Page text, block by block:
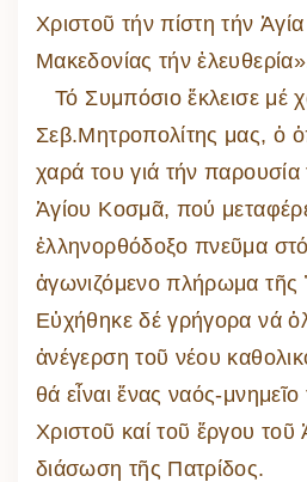
Χριστοῦ τήν πίστη τήν Ἁγία
Μακεδονίας τήν
Τό Συμπόσιο ἔκλεισε μέ
Σεβ.Μητροπολίτης μας, ὁ
χαρά του γιά τήν
Ἁγίου Κοσμᾶ, πού
ἑλληνορθόδοξο πνεῦμα
ἀγωνιζόμενο πλήρωμα τῆς
Εὐχήθηκε δέ γρήγορα νά
ἀνέγερση τοῦ νέου
θά εἶναι ἔνας ναός-
Χριστοῦ καί τοῦ ἔργου
διάσωση τῆς Πατρίδος.